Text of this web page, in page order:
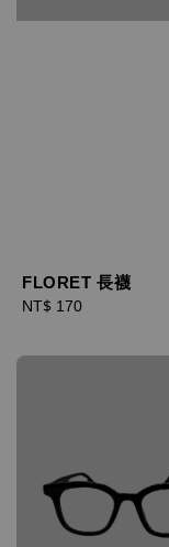
FLORET 長襪
Regular
NT$ 170